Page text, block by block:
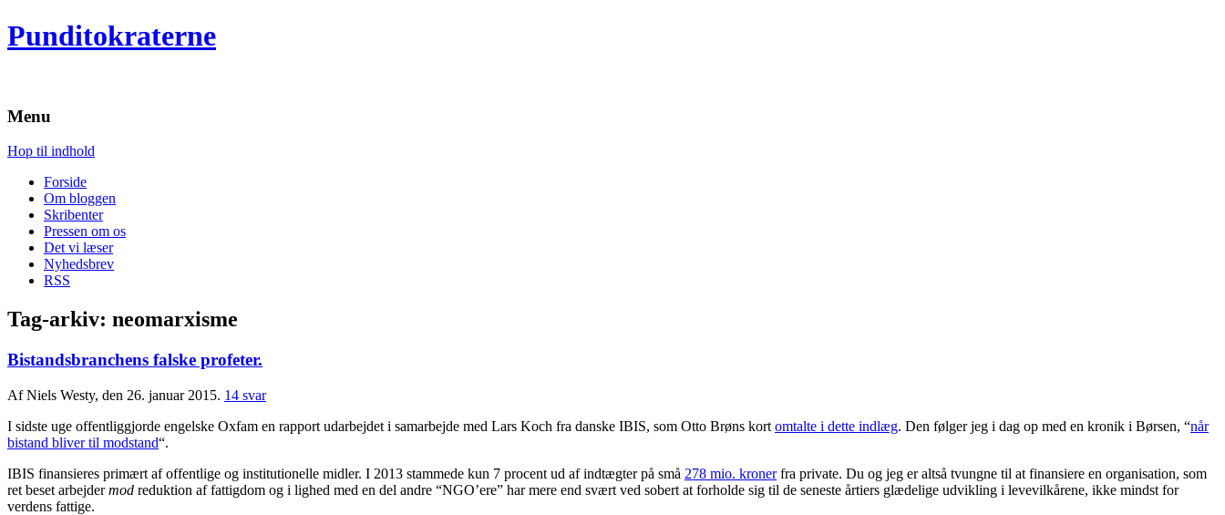
Punditokraterne
Menu
Hop til indhold
Forside
Om bloggen
Skribenter
Pressen om os
Det vi læser
Nyhedsbrev
RSS
Tag-arkiv: neomarxisme
Bistandsbranchens falske profeter.
Af Niels Westy, den 26. januar 2015. 14 svar
I sidste uge offentliggjorde engelske Oxfam en rapport udarbejdet i samarbejde med Lars Koch fra danske IBIS, som Otto Brøns kort omtalte i dette indlæg. Den følger jeg i dag op med en kronik i Børsen, “når
bistand bliver til modstand“.
IBIS finansieres primært af offentlige og institutionelle midler. I 2013 stammede kun 7 procent ud af indtægter på små 278 mio. kronerfra private. Du og jeg er altså tvungne til at finansiere en organisation, som
ret beset arbejdermod reduktion af fattigdom og i lighed med en del andre “NGO’ere” har mere end svært ved sobert at forholde sig til de seneste årtiers glædelige udvikling i levevilkårene, ikke mindst for
verdens fattige.